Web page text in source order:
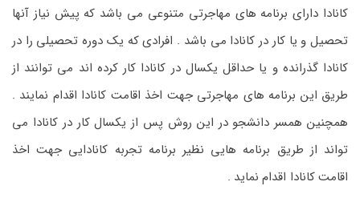
کانادا دارای برنامه های مهاجرتی متنوعی می باشد که پیش نیاز آنها
تحصیل و یا کار در کانادا می باشد . افرادی که یک دوره تحصیلی را در
کانادا گذرانده و یا حداقل یکسال در کانادا کار کرده اند می توانند از
طریق این برنامه های مهاجرتی جهت اخذ اقامت کانادا اقدام نمایند .
همچنین همسر دانشجو در این روش پس از یکسال کار در کانادا می
تواند از طریق برنامه هایی نظیر برنامه تجربه کانادایی جهت اخذ
اقامت کانادا اقدام نماید .